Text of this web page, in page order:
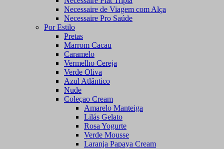
Necessaire de Viagem com Alça
Necessaire Pro Saúde
Por Estilo
Pretas
Marrom Cacau
Caramelo
Vermelho Cereja
Verde Oliva
Azul Atlântico
Nude
Coleçao Cream
Amarelo Manteiga
Lilás Gelato
Rosa Yogurte
Verde Mousse
Laranja Papaya Cream